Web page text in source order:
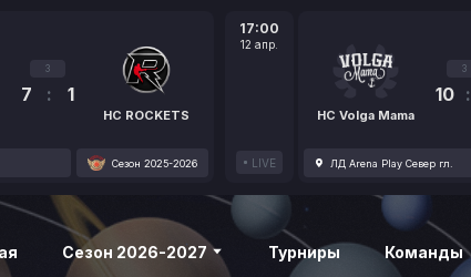
3
7 : 1
HC ROCKETS
Сезон 2025-2026
17:00
12 апр.
LIVE
HC Volga Mama
3
10 :
ЛД Arena Play Север гл.
Сезон 2026-2027 Турниры Команды